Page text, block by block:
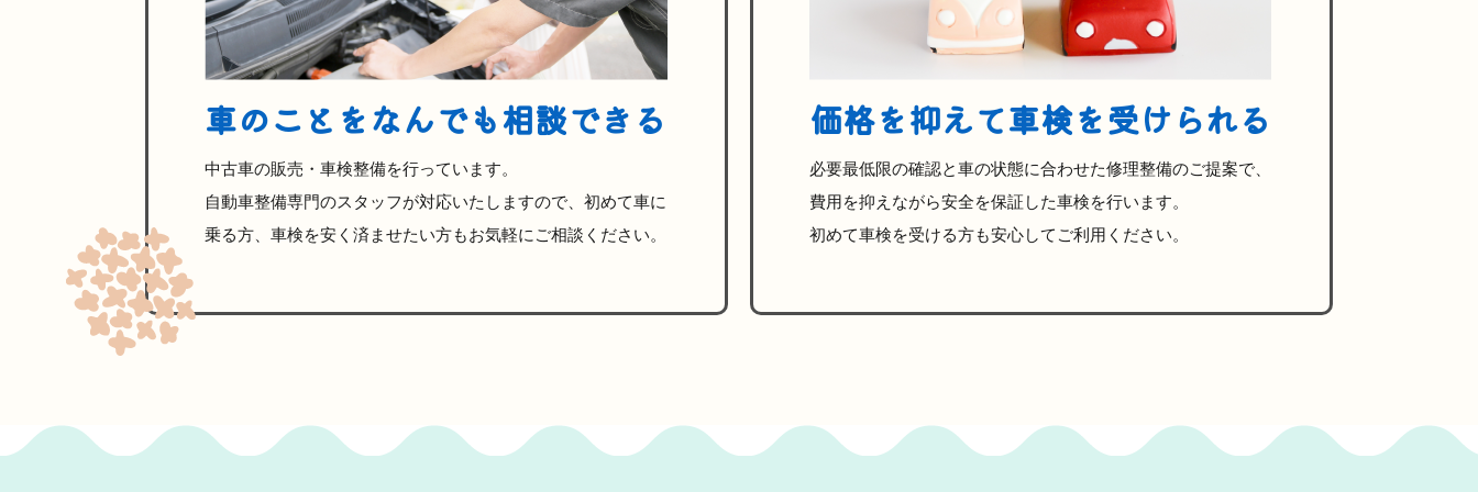
車のことをなんでも相談できる
中古車の販売・車検整備を行っています。
自動車整備専門のスタッフが対応いたしますので、初めて車に
乗る方、車検を安く済ませたい方もお気軽にご相談ください。
価格を抑えて車検を受けられる
必要最低限の確認と車の状態に合わせた修理整備のご提案で、
費用を抑えながら安全を保証した車検を行います。
初めて車検を受ける方も安心してご利用ください。